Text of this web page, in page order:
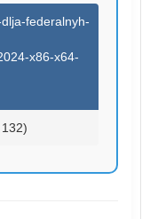
federalnyh-
x86-x64-